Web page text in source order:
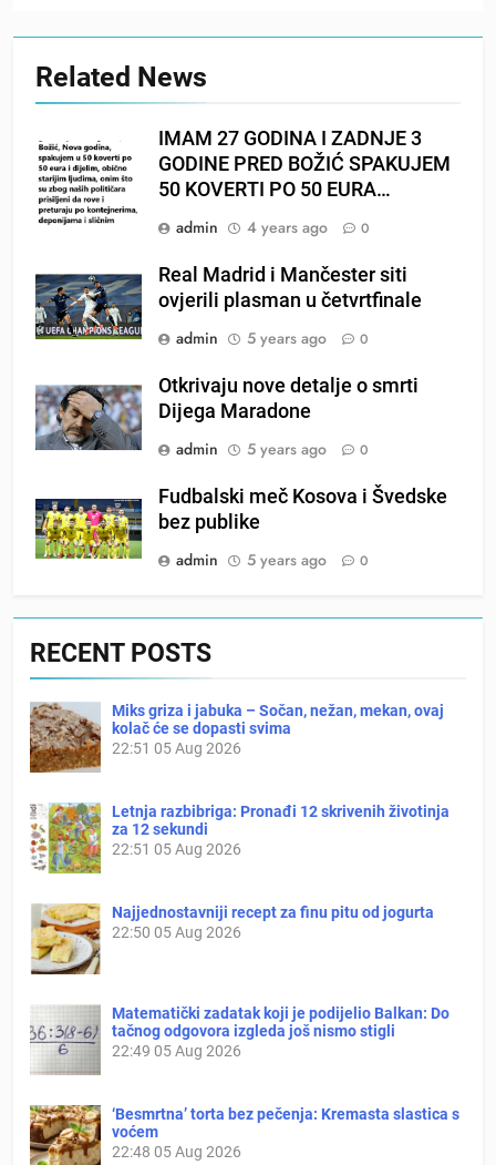
Related News
IMAM 27 GODINA I ZADNJE 3
GODINE PRED BOŽIĆ SPAKUJEM
50 KOVERTI PO 50 EURA…
admin
4 years ago 0
Real Madrid i Mančester siti
ovjerili plasman u četvrtfinale
admin
5 years ago 0
Otkrivaju nove detalje o smrti
Dijega Maradone
admin
5 years ago 0
Fudbalski meč Kosova i Švedske
bez publike
admin
5 years ago 0
RECENT POSTS
Miks griza i jabuka – Sočan, nežan, mekan, ovaj
kolač će se dopasti svima
22:51 05 Aug 2026
Letnja razbibriga: Pronađi 12 skrivenih životinja
za 12 sekundi
22:51 05 Aug 2026
Najjednostavniji recept za finu pitu od jogurta
22:50 05 Aug 2026
Matematički zadatak koji je podijelio Balkan: Do
tačnog odgovora izgleda još nismo stigli
22:49 05 Aug 2026
‘Besmrtna’ torta bez pečenja: Kremasta slastica s
voćem
22:48 05 Aug 2026